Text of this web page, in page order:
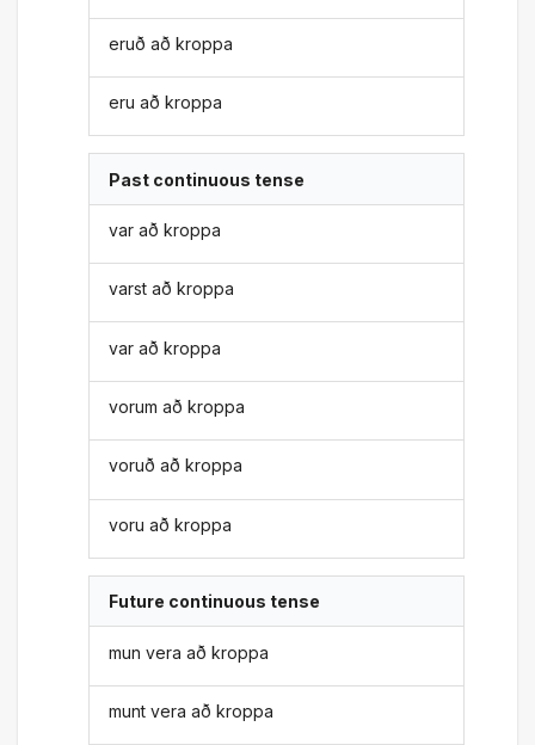
eruð að kroppa
eru að kroppa
Past continuous tense
var að kroppa
varst að kroppa
var að kroppa
vorum að kroppa
voruð að kroppa
voru að kroppa
Future continuous tense
mun vera að kroppa
munt vera að kroppa